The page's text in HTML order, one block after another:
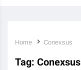
Home Conexsus
Tag: Conexsus